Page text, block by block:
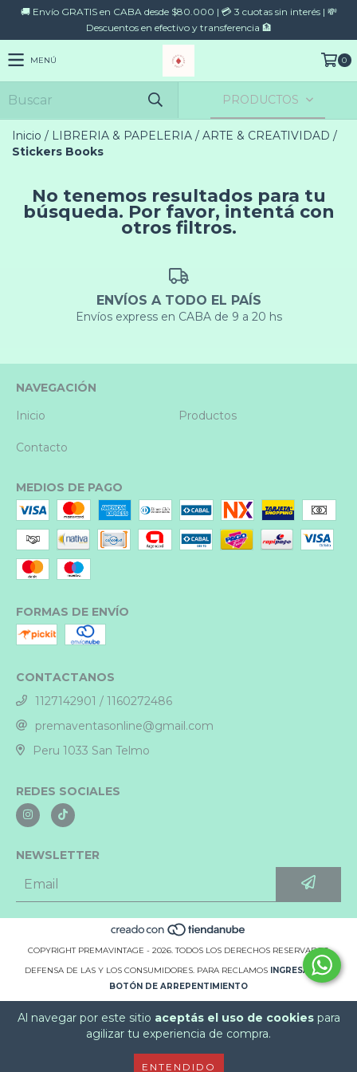
Al navegar por este sitio aceptás el uso de cookiespara
agilizar tu experiencia de compra.
ENTENDIDO
🚚 Envío GRATIS en CABA desde $80.000 | 💳 3 cuotas sin interés | 💸
Descuentos en efectivo y transferencia 🏦
MENÚ 0
PRODUCTOS
Inicio / LIBRERIA & PAPELERIA / ARTE & CREATIVIDAD /
Stickers Books
No tenemos resultados para tu
búsqueda. Por favor, intentá con
otros filtros.
ENVÍOS A TODO EL PAÍS
Envíos express en CABA de 9 a 20 hs
NAVEGACIÓN
Inicio
Productos
Contacto
MEDIOS DE PAGO
FORMAS DE ENVÍO
CONTACTANOS
1127142901 / 1160272486
premaventasonline@gmail.com
Peru 1033 San Telmo
REDES SOCIALES
NEWSLETTER
COPYRIGHT PREMAVINTAGE - 2026. TODOS LOS DERECHOS RESERVADOS.
DEFENSA DE LAS Y LOS CONSUMIDORES. PARA RECLAMOS
INGRESÁ ACÁ.
BOTÓN DE ARREPENTIMIENTO